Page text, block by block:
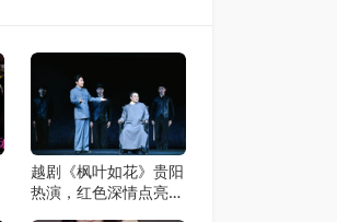
越剧《枫叶如花》贵阳
热演，红色深情点亮艺